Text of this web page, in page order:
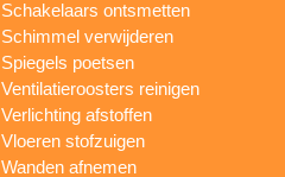
Schakelaars ontsmetten
Schimmel verwijderen
Spiegels poetsen
Ventilatieroosters reinigen
Verlichting afstoffen
Vloeren stofzuigen
Wanden afnemen